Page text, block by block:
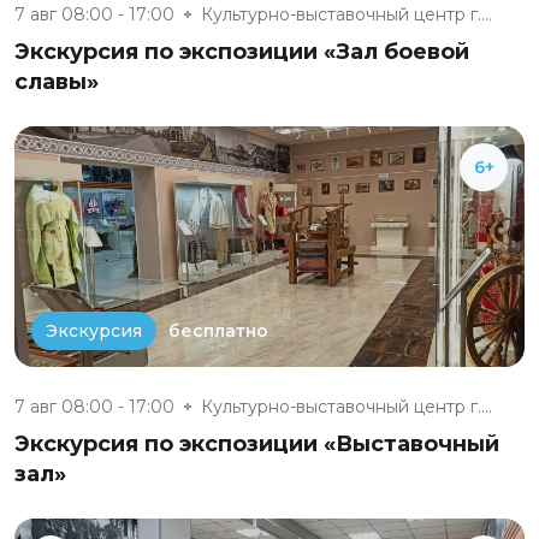
7 авг 08:00 - 17:00 Культурно-выставочный центр г....
Экскурсия по экспозиции «Зал боевой
славы»
6+
Экскурсия бесплатно
7 авг 08:00 - 17:00 Культурно-выставочный центр г....
Экскурсия по экспозиции «Выставочный
зал»